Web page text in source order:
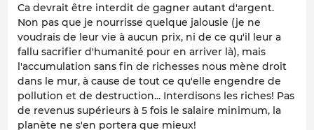
Ca devrait être interdit de gagner autant d'argent.
Non pas que je nourrisse quelque jalousie (je ne
voudrais de leur vie à aucun prix, ni de ce qu'il leur a
fallu sacrifier d'humanité pour en arriver là), mais
l'accumulation sans fin de richesses nous mène droit
dans le mur, à cause de tout ce qu'elle engendre de
pollution et de destruction... Interdisons les riches! Pas
de revenus supérieurs à 5 fois le salaire minimum, la
planète ne s'en portera que mieux!